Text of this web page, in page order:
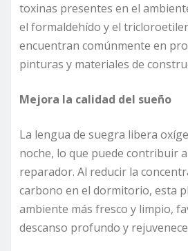
toxinas presentes en el
el formaldehído y el
encuentran comúnmente en
pinturas y materiales de
Mejora la calidad del sueño
La lengua de suegra libera
noche, lo que puede contribuir
reparador. Al reducir la
carbono en el dormitorio, esta
ambiente más fresco y limpio,
descanso profundo y